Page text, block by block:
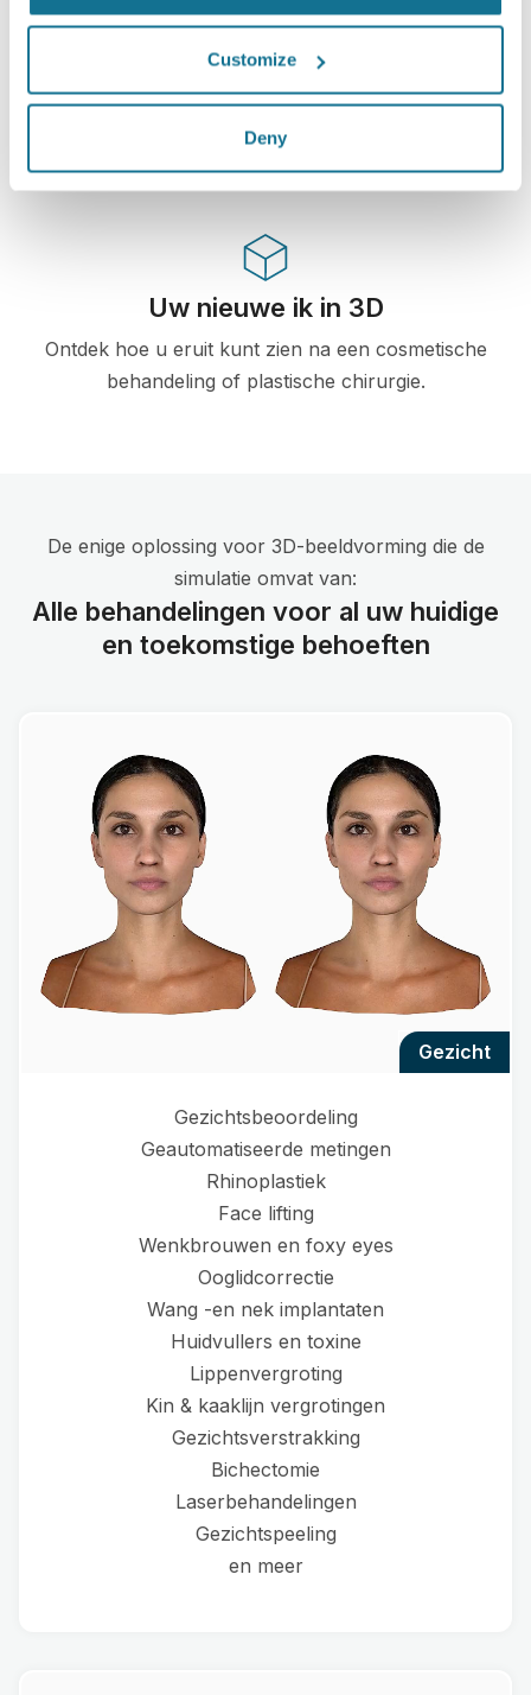
Customize
Deny
De eerste online 3D simulatie voor plastische
chirurgie en esthetische procedures, reeds
gebruikt door dokters in meer dan 100 landen,
en aanbevolen door meerdere plastische
Uw nieuwe ik in 3D
Ontdek hoe u eruit kunt zien na een cosmetische
behandeling of plastische chirurgie.
De enige oplossing voor 3D-beeldvorming die de
simulatie omvat van:
Alle behandelingen voor al uw huidige
en toekomstige behoeften
gezicht
Gezichtsbeoordeling
Geautomatiseerde metingen
Rhinoplastiek
Face lifting
Wenkbrouwen en foxy eyes
Ooglidcorrectie
Wang -en nek implantaten
Huidvullers en toxine
Lippenvergroting
Kin & kaaklijn vergrotingen
Gezichtsverstrakking
Bichectomie
Laserbehandelingen
Gezichtspeeling
en meer